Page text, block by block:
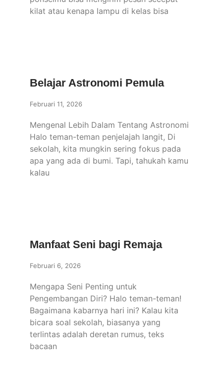
kilat atau kenapa lampu di kelas bisa
Belajar Astronomi Pemula
Februari 11, 2026
Mengenal Lebih Dalam Tentang Astronomi
Halo teman-teman penjelajah langit, Di
sekolah, kita mungkin sering fokus pada
apa yang ada di bumi. Tapi, tahukah kamu
kalau
Manfaat Seni bagi Remaja
Februari 6, 2026
Mengapa Seni Penting untuk
Pengembangan Diri? Halo teman-teman!
Bagaimana kabarnya hari ini? Kalau kita
bicara soal sekolah, biasanya yang
terlintas adalah deretan rumus, teks
bacaan